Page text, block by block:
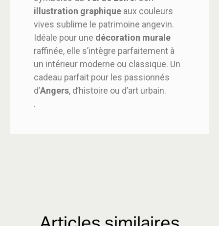
illustration graphique aux couleurs
vives sublime le patrimoine angevin.
Idéale pour une décoration murale
raffinée, elle s’intègre parfaitement à
un intérieur moderne ou classique. Un
cadeau parfait pour les passionnés
d’Angers, d’histoire ou d’art urbain.
.